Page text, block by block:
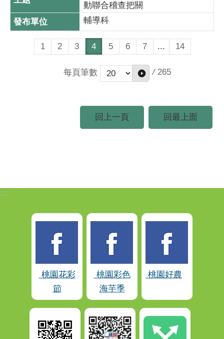
動聯合稽查把關
輔導科
1 2 3 4 5 6 7 ... 14
每頁筆數 / 265
回上一頁 回最上面
:::
桃園花彩
節
桃園彩色
海芋季
桃園好農